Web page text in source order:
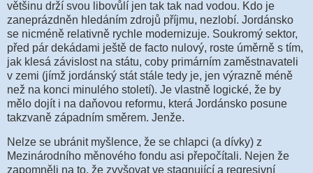
většinu drží svou libovůlí jen tak tak nad vodou. Kdo je
zaneprázdněn hledáním zdrojů příjmu, nezlobí. Jordánsko
se nicméně relativně rychle modernizuje. Soukromý sektor,
před pár dekádami ještě de facto nulový, roste úměrně s tím,
jak klesá závislost na státu, coby primárním zaměstnavateli
v zemi (jímž jordánský stát stále tedy je, jen výrazně méně
než na konci minulého století). Je vlastně logické, že by
mělo dojít i na daňovou reformu, která Jordánsko posune
takzvaně západním směrem. Jenže.
Nelze se ubránit myšlence, že se chlapci (a dívky) z
Mezinárodního měnového fondu asi přepočítali. Nejen že
zapomněli na to, že zvyšovat ve stagnující a regresivní